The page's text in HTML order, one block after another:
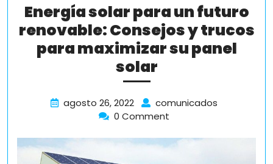
Energía solar para un futuro
renovable: Consejos y trucos
para maximizar su panel
solarEnergía
para
un
futuro
agosto 26, 2022 agosto
26,
comunicados
0 Comment